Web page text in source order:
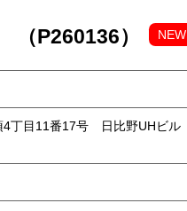
P260136） NEW
丁目11番17号 日比野UHビル